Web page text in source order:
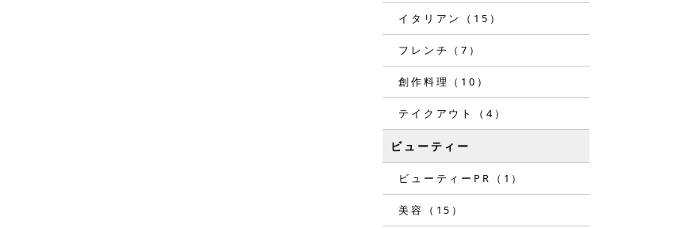
イタリアン（15）
フレンチ（7）
創作料理（10）
テイクアウト（4）
ビューティー
ビューティーPR（1）
美容（15）